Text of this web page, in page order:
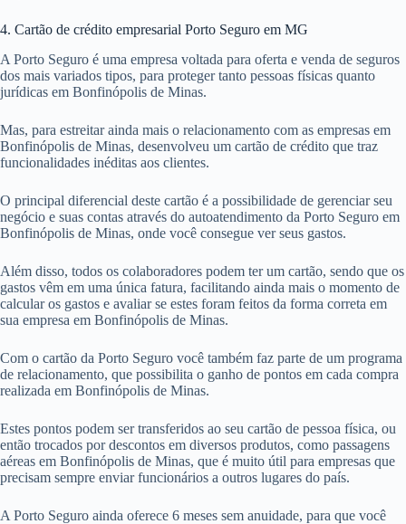
4. Cartão de crédito empresarial Porto Seguro em MG
A Porto Seguro é uma empresa voltada para oferta e venda de seguros
dos mais variados tipos, para proteger tanto pessoas físicas quanto
jurídicas em Bonfinópolis de Minas.
Mas, para estreitar ainda mais o relacionamento com as empresas em
Bonfinópolis de Minas, desenvolveu um cartão de crédito que traz
funcionalidades inéditas aos clientes.
O principal diferencial deste cartão é a possibilidade de gerenciar seu
negócio e suas contas através do autoatendimento da Porto Seguro em
Bonfinópolis de Minas, onde você consegue ver seus gastos.
Além disso, todos os colaboradores podem ter um cartão, sendo que os
gastos vêm em uma única fatura, facilitando ainda mais o momento de
calcular os gastos e avaliar se estes foram feitos da forma correta em
sua empresa em Bonfinópolis de Minas.
Com o cartão da Porto Seguro você também faz parte de um programa
de relacionamento, que possibilita o ganho de pontos em cada compra
realizada em Bonfinópolis de Minas.
Estes pontos podem ser transferidos ao seu cartão de pessoa física, ou
então trocados por descontos em diversos produtos, como passagens
aéreas em Bonfinópolis de Minas, que é muito útil para empresas que
precisam sempre enviar funcionários a outros lugares do país.
A Porto Seguro ainda oferece 6 meses sem anuidade, para que você